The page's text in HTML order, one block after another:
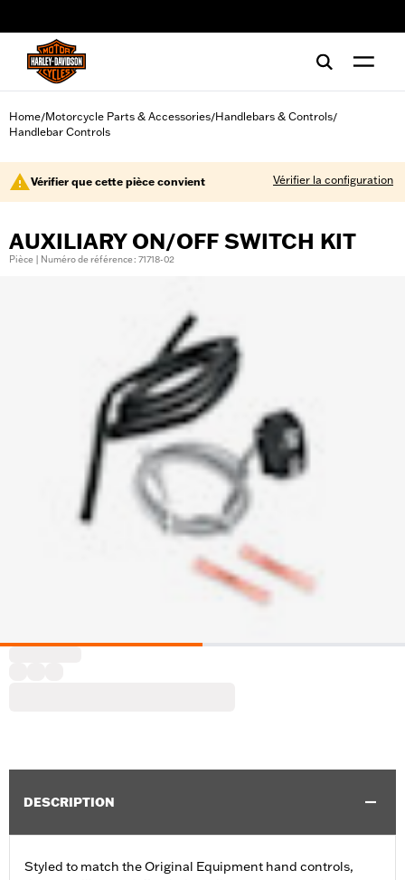
Home/Motorcycle Parts & Accessories/Handlebars & Controls/
Handlebar Controls
Vérifier que cette pièce convient Vérifier la configuration
AUXILIARY ON/OFF SWITCH KIT
Pièce | Numéro de référence : 71718-02
DESCRIPTION
Styled to match the Original Equipment hand controls,